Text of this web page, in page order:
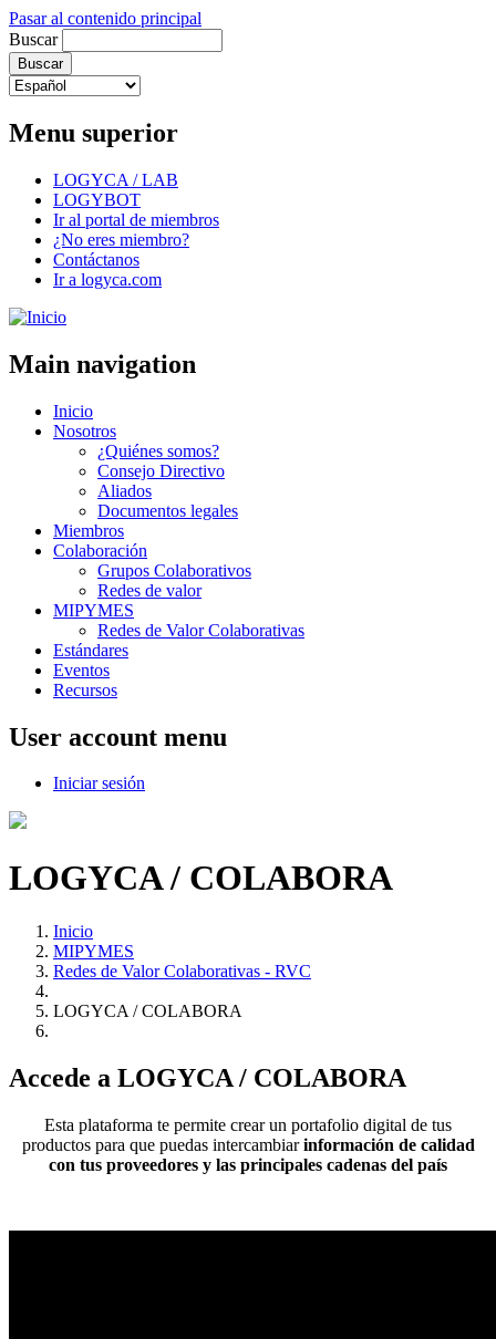
Pasar al contenido principal
Buscar
Menu superior
LOGYCA / LAB
LOGYBOT
Ir al portal de miembros
¿No eres miembro?
Contáctanos
Ir a logyca.com
Main navigation
Inicio
Nosotros
¿Quiénes somos?
Consejo Directivo
Aliados
Documentos legales
Miembros
Colaboración
Grupos Colaborativos
Redes de valor
MIPYMES
Redes de Valor Colaborativas
Estándares
Eventos
Recursos
User account menu
Iniciar sesión
LOGYCA / COLABORA
Inicio
MIPYMES
Redes de Valor Colaborativas - RVC
LOGYCA / COLABORA
Accede a LOGYCA / COLABORA
Esta plataforma te permite crear un portafolio digital de tus
productos para que puedas intercambiarinformación de calidad
con tus proveedores y las principales cadenas del país